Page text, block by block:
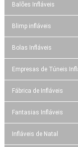
Balões Infláveis
Blimp infláveis
Bolas Infláveis
Empresas de Túneis
Fábrica de Infláveis
Fantasias Infláveis
Infláveis de Natal